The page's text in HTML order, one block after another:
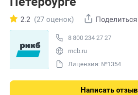
8 800 234 27 27
rncb.ru
Лицензия: №1354
2.2 (27 оценок) Поделиться
Написать отзыв